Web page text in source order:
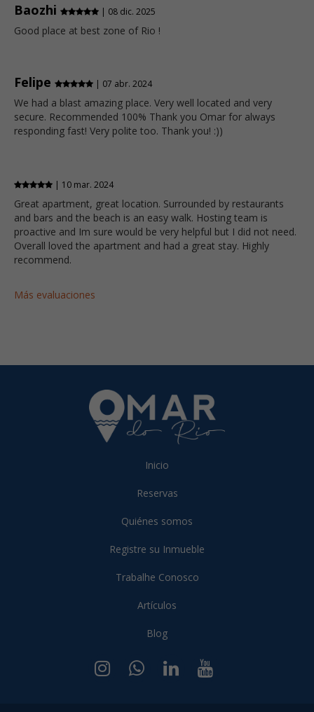
Baozhi
| 08 dic. 2025
Good place at best zone of Rio !
Felipe | 07 abr. 2024
We had a blast amazing place. Very well located and very
secure. Recommended 100% Thank you Omar for always
responding fast! Very polite too. Thank you! :))
| 10 mar. 2024
Great apartment, great location. Surrounded by restaurants
and bars and the beach is an easy walk. Hosting team is
proactive and Im sure would be very helpful but I did not need.
Overall loved the apartment and had a great stay. Highly
recommend.
Más evaluaciones
Inicio
Reservas
Quiénes somos
Registre su Inmueble
Trabalhe Conosco
Artículos
Blog